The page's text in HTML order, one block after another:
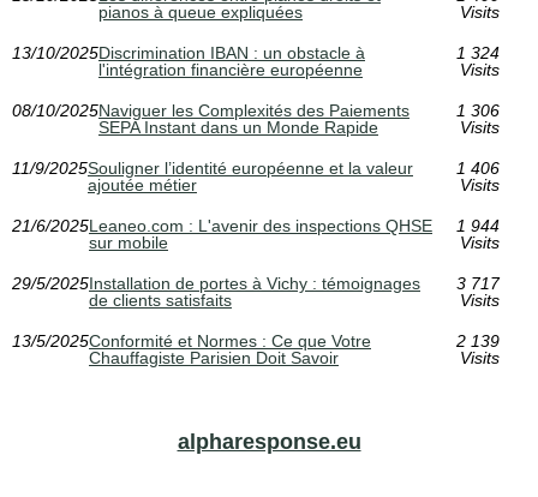
pianos à queue expliquées
Visits
13/10/2025Discrimination IBAN : un obstacle à
l'intégration financière européenne
1 324
Visits
08/10/2025Naviguer les Complexités des Paiements
SEPA Instant dans un Monde Rapide
1 306
Visits
11/9/2025Souligner l’identité européenne et la valeur
ajoutée métier
1 406
Visits
21/6/2025Leaneo.com : L'avenir des inspections QHSE
sur mobile
1 944
Visits
29/5/2025Installation de portes à Vichy : témoignages
de clients satisfaits
3 717
Visits
13/5/2025Conformité et Normes : Ce que Votre
Chauffagiste Parisien Doit Savoir
2 139
Visits
alpharesponse.eu